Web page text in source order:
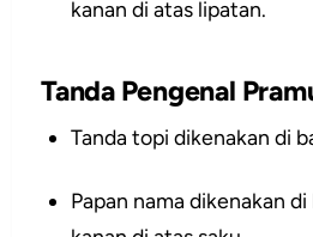
kanan di atas lipatan.
Tanda Pengenal
Tanda topi dikenakan di
Papan nama dikenakan